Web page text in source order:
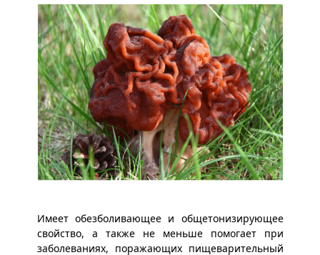
Имеет обезболивающее и общетонизирующее
свойство, а также не меньше помогает при
заболеваниях, поражающих пищеварительный